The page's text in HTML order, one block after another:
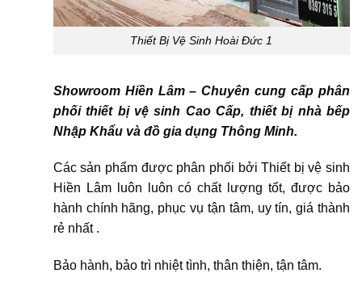
Thiết Bị Vệ Sinh Hoài Đức 1
Showroom Hiền Lâm – Chuyên cung cấp phân
phối thiết bị vệ sinh Cao Cấp, thiết bị nhà bếp
Nhập Khẩu và đồ gia dụng Thông Minh.
Các sản phẩm được phân phối bởi Thiết bị vệ sinh
Hiền Lâm luôn luôn có chất lượng tốt, được bảo
hành chính hãng, phục vụ tận tâm, uy tín, giá thành
rẻ nhất .
Bảo hành, bảo trì nhiệt tình, thân thiện, tận tâm.